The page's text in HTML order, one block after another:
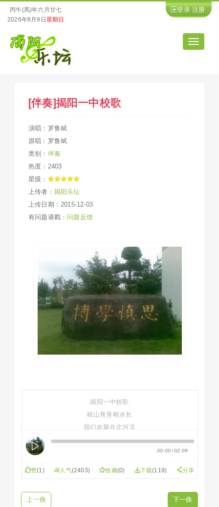
丙午(馬)年六月廿七
2026年8月9日星期日
登录 注册
导
航
[伴奏]揭阳一中校歌
演唱：罗鲁斌
原唱：罗鲁斌
类别： 伴奏
热度：2403
星级：
上传者： 揭阳乐坛
上传日期：2015-12-03
有问题请戳： 问题反馈
揭阳一中校歌
岐山青青榕水长
我们欢聚在北河滨
追求革命真理沐浴党的阳光
求实向上
00:00/02:09
赞(1 ) 人气(2403) 收藏(0) 下载(119) 分享
上一曲 下一曲